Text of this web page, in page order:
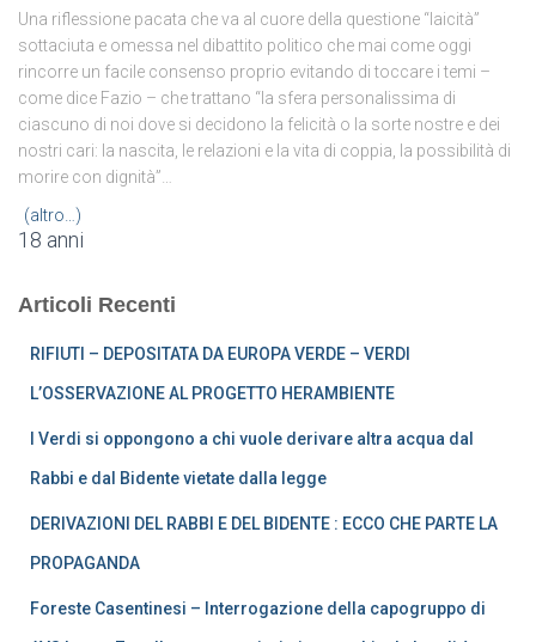
Una riflessione pacata che va al cuore della questione “laicità”
sottaciuta e omessa nel dibattito politico che mai come oggi
rincorre un facile consenso proprio evitando di toccare i temi –
come dice Fazio – che trattano “la sfera personalissima di
ciascuno di noi dove si decidono la felicità o la sorte nostre e dei
nostri cari: la nascita, le relazioni e la vita di coppia, la possibilità di
morire con dignità”…
(altro…)
18 anni
Articoli Recenti
RIFIUTI – DEPOSITATA DA EUROPA VERDE – VERDI
L’OSSERVAZIONE AL PROGETTO HERAMBIENTE
I Verdi si oppongono a chi vuole derivare altra acqua dal
Rabbi e dal Bidente vietate dalla legge
DERIVAZIONI DEL RABBI E DEL BIDENTE : ECCO CHE PARTE LA
PROPAGANDA
Foreste Casentinesi – Interrogazione della capogruppo di